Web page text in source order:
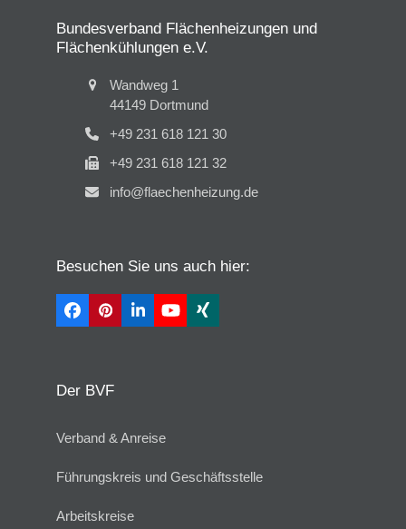
Bundesverband Flächenheizungen und
Flächenkühlungen e.V.
Wandweg 1
44149 Dortmund
+49 231 618 121 30
+49 231 618 121 32
info@flaechenheizung.de
Besuchen Sie uns auch hier:
Facebook
PinterestLinkedInYouTube
Xing
Der BVF
Verband & Anreise
Führungskreis und Geschäftsstelle
Arbeitskreise